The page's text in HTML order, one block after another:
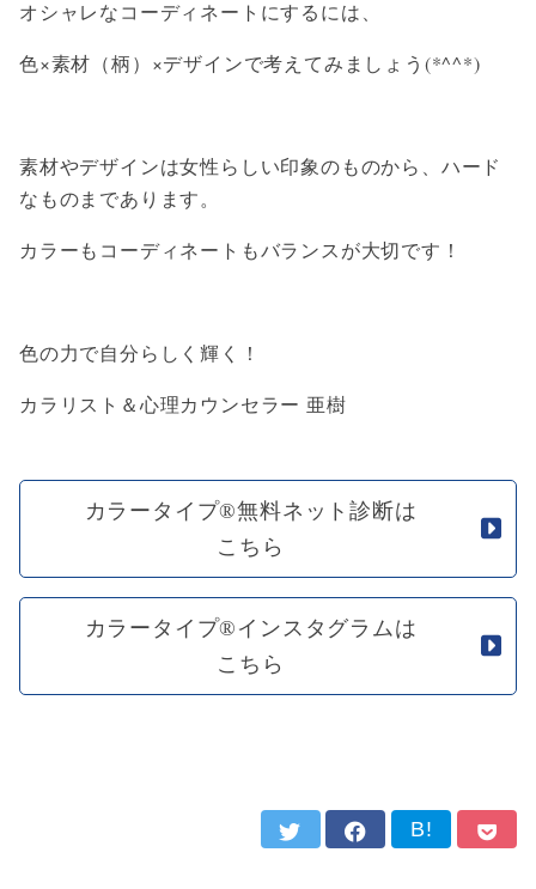
オシャレなコーディネートにするには、
色×素材（柄）×デザインで考えてみましょう(*^^*)
素材やデザインは女性らしい印象のものから、ハード
なものまであります。
カラーもコーディネートもバランスが大切です！
色の力で自分らしく輝く！
カラリスト＆心理カウンセラー 亜樹
カラータイプ®無料ネット診断は
こちら
カラータイプ®インスタグラムは
こちら
B!